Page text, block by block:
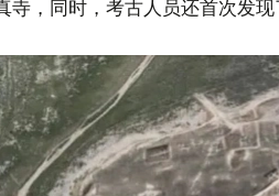
寺，同时，考古人员还首次发